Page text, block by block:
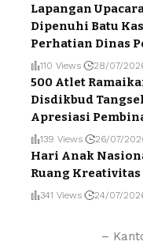
Lapangan
Dipenuhi Batu
Perhatian Dinas
110 Views 28/07/
500 Atlet
Disdikbud
Apresiasi
139 Views 26/07/
Hari Anak
Ruang
341 Views 24/07/
–